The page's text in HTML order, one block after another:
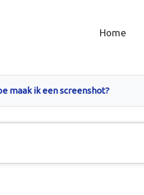
Home
maak ik een screenshot?